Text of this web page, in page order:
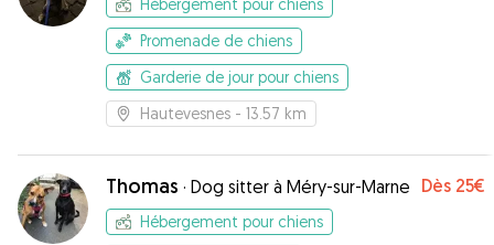
Hébergement pour chiens
Promenade de chiens
Garderie de jour pour chiens
Hautevesnes - 13.57 km
Thomas · Dog sitter à Méry-sur-Marne Dès 25€
Hébergement pour chiens